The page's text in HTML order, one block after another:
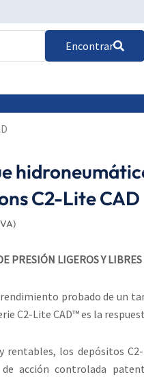
Encontrar
C2-Lite CAD
PRESIÓN LIGEROS Y
probado de un
C2-Lite CAD™ es la
rentables, los depósitos
acción controlada